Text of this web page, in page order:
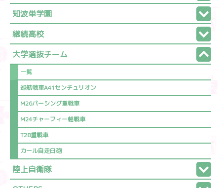
知波単学園
継続高校
大学選抜チーム
一覧
巡航戦車A41センチュリオン
M26パーシング重戦車
M24チャーフィー軽戦車
T28重戦車
カール自走臼砲
陸上自衛隊